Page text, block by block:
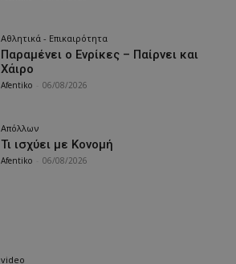
Αθλητικά - Επικαιρότητα
Παραμένει ο Ενρίκες – Παίρνει και
Χάιρο
Afentiko 06/08/2026
Απόλλων
Τι ισχύει με Κονομή
Afentiko 06/08/2026
video